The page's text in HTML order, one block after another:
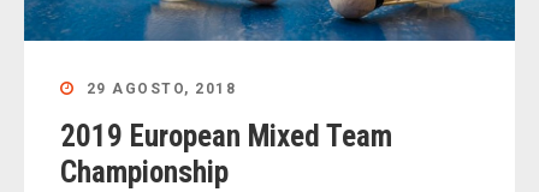
29 AGOSTO, 2018
2019 European Mixed Team
Championship